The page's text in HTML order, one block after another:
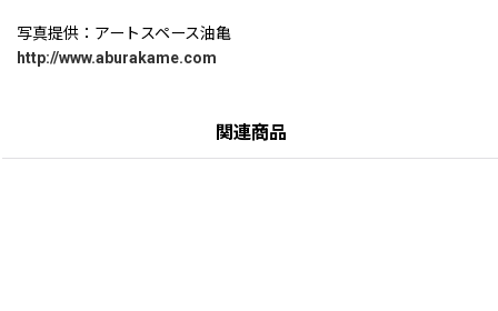
写真提供：アートスペース油亀
http://www.aburakame.com
関連商品